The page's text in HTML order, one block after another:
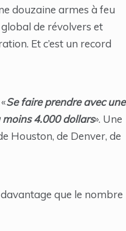
douzaine armes à feu
de révolvers et
Et c’est un record
Se faire prendre avec une
moins 4.000 dollars». Une
Houston, de Denver, de
que le nombre